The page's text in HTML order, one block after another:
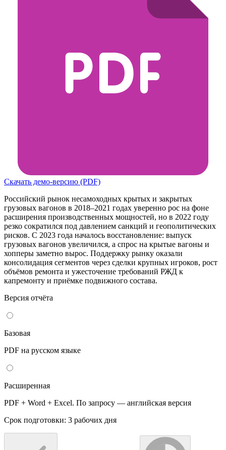
Скачать демо-версию (PDF)
Российский рынок несамоходных крытых и закрытых
грузовых вагонов в 2018–2021 годах уверенно рос на фоне
расширения производственных мощностей, но в 2022 году
резко сократился под давлением санкций и геополитических
рисков. С 2023 года началось восстановление: выпуск
грузовых вагонов увеличился, а спрос на крытые вагоны и
хопперы заметно вырос. Поддержку рынку оказали
консолидация сегментов через сделки крупных игроков, рост
объёмов ремонта и ужесточение требований РЖД к
капремонту и приёмке подвижного состава.
Версия отчёта
Базовая
PDF на русском языке
Расширенная
PDF + Word + Excel. По запросу — английская версия
Срок подготовки: 3 рабочих дня